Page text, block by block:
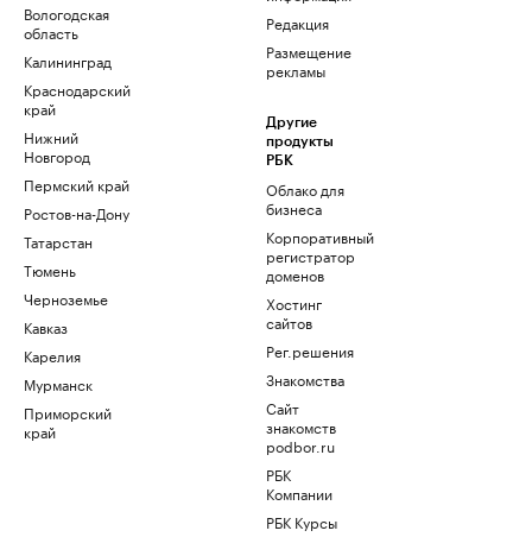
Вологодская
область
Калининград
Краснодарский
край
Нижний
Новгород
Пермский край
Ростов-на-Дону
Татарстан
Тюмень
Черноземье
Кавказ
Карелия
Мурманск
Приморский
край
Редакция
Размещение
рекламы
Другие
продукты
РБК
Облако для
бизнеса
Корпоративный
регистратор
доменов
Хостинг
сайтов
Рег.решения
Знакомства
Сайт
знакомств
podbor.ru
РБК
Компании
РБК Курсы